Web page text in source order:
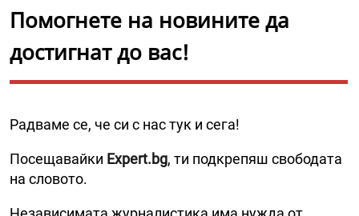
Помогнете на новините да
достигнат до вас!
Радваме се, че си с нас тук и сега!
Посещавайки Expert.bg, ти подкрепяш свободата
на словото.